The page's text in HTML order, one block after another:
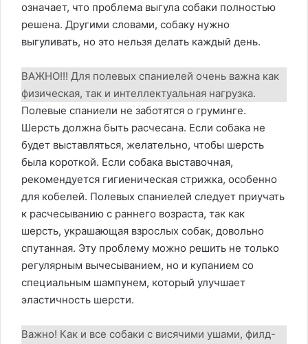
означает, что проблема выгула собаки полностью
решена. Другими словами, собаку нужно
выгуливать, но это нельзя делать каждый день.
ВАЖНО!!! Для полевых спаниелей очень важна как
физическая, так и интеллектуальная нагрузка.
Полевые спаниели не заботятся о груминге.
Шерсть должна быть расчесана. Если собака не
будет выставляться, желательно, чтобы шерсть
была короткой. Если собака выставочная,
рекомендуется гигиеническая стрижка, особенно
для кобелей. Полевых спаниелей следует приучать
к расчесыванию с раннего возраста, так как
шерсть, украшающая взрослых собак, довольно
спутанная. Эту проблему можно решить не только
регулярным вычесыванием, но и купанием со
специальным шампунем, который улучшает
эластичность шерсти.
Важно! Как и все собаки с висячими ушами, филд-